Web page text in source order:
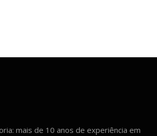
mais de 10 anos de experiência em